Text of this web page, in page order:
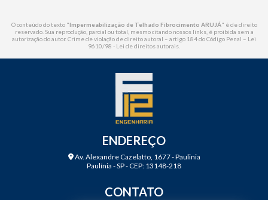
O conteúdo do texto "Impermeabilização de Telhado Fibrocimento ARUJÁ" é de direito
reservado. Sua reprodução, parcial ou total, mesmo citando nossos links, é proibida sem a
autorização do autor. Crime de violação de direito autoral – artigo 184 do Código Penal – Lei
9610/98 - Lei de direitos autorais
ENDEREÇO
Av. Alexandre Cazelatto, 1677 - Paulinia
Paulínia - SP - CEP: 13148-218
CONTATO